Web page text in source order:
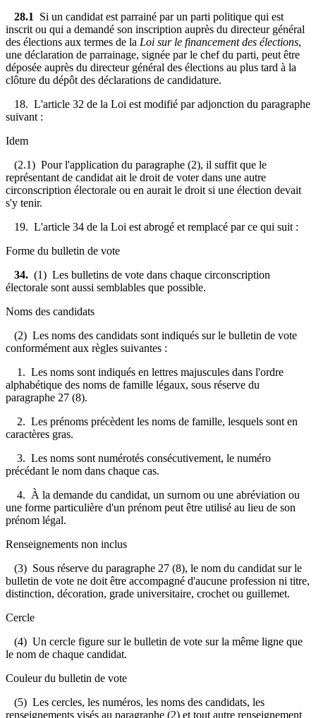
28.1 Si un candidat est parrainé par un parti politique qui est
inscrit ou qui a demandé son inscription auprès du directeur général
des élections aux termes de la Loi sur le financement des élections,
une déclaration de parrainage, signée par le chef du parti, peut être
déposée auprès du directeur général des élections au plus tard à la
clôture du dépôt des déclarations de candidature.
18. L'article 32 de la Loi est modifié par adjonction du paragraphe
suivant :
Idem
(2.1) Pour l'application du paragraphe (2), il suffit que le
représentant de candidat ait le droit de voter dans une autre
circonscription électorale ou en aurait le droit si une élection devait
s'y tenir.
19. L'article 34 de la Loi est abrogé et remplacé par ce qui suit :
Forme du bulletin de vote
34. (1) Les bulletins de vote dans chaque circonscription
électorale sont aussi semblables que possible.
Noms des candidats
(2) Les noms des candidats sont indiqués sur le bulletin de vote
conformément aux règles suivantes :
1. Les noms sont indiqués en lettres majuscules dans l'ordre
alphabétique des noms de famille légaux, sous réserve du
paragraphe 27 (8).
2. Les prénoms précèdent les noms de famille, lesquels sont en
caractères gras.
3. Les noms sont numérotés consécutivement, le numéro
précédant le nom dans chaque cas.
4. À la demande du candidat, un surnom ou une abréviation ou
une forme particulière d'un prénom peut être utilisé au lieu de son
prénom légal.
Renseignements non inclus
(3) Sous réserve du paragraphe 27 (8), le nom du candidat sur le
bulletin de vote ne doit être accompagné d'aucune profession ni titre,
distinction, décoration, grade universitaire, crochet ou guillemet.
Cercle
(4) Un cercle figure sur le bulletin de vote sur la même ligne que
le nom de chaque candidat.
Couleur du bulletin de vote
(5) Les cercles, les numéros, les noms des candidats, les
renseignements visés au paragraphe (2) et tout autre renseignement